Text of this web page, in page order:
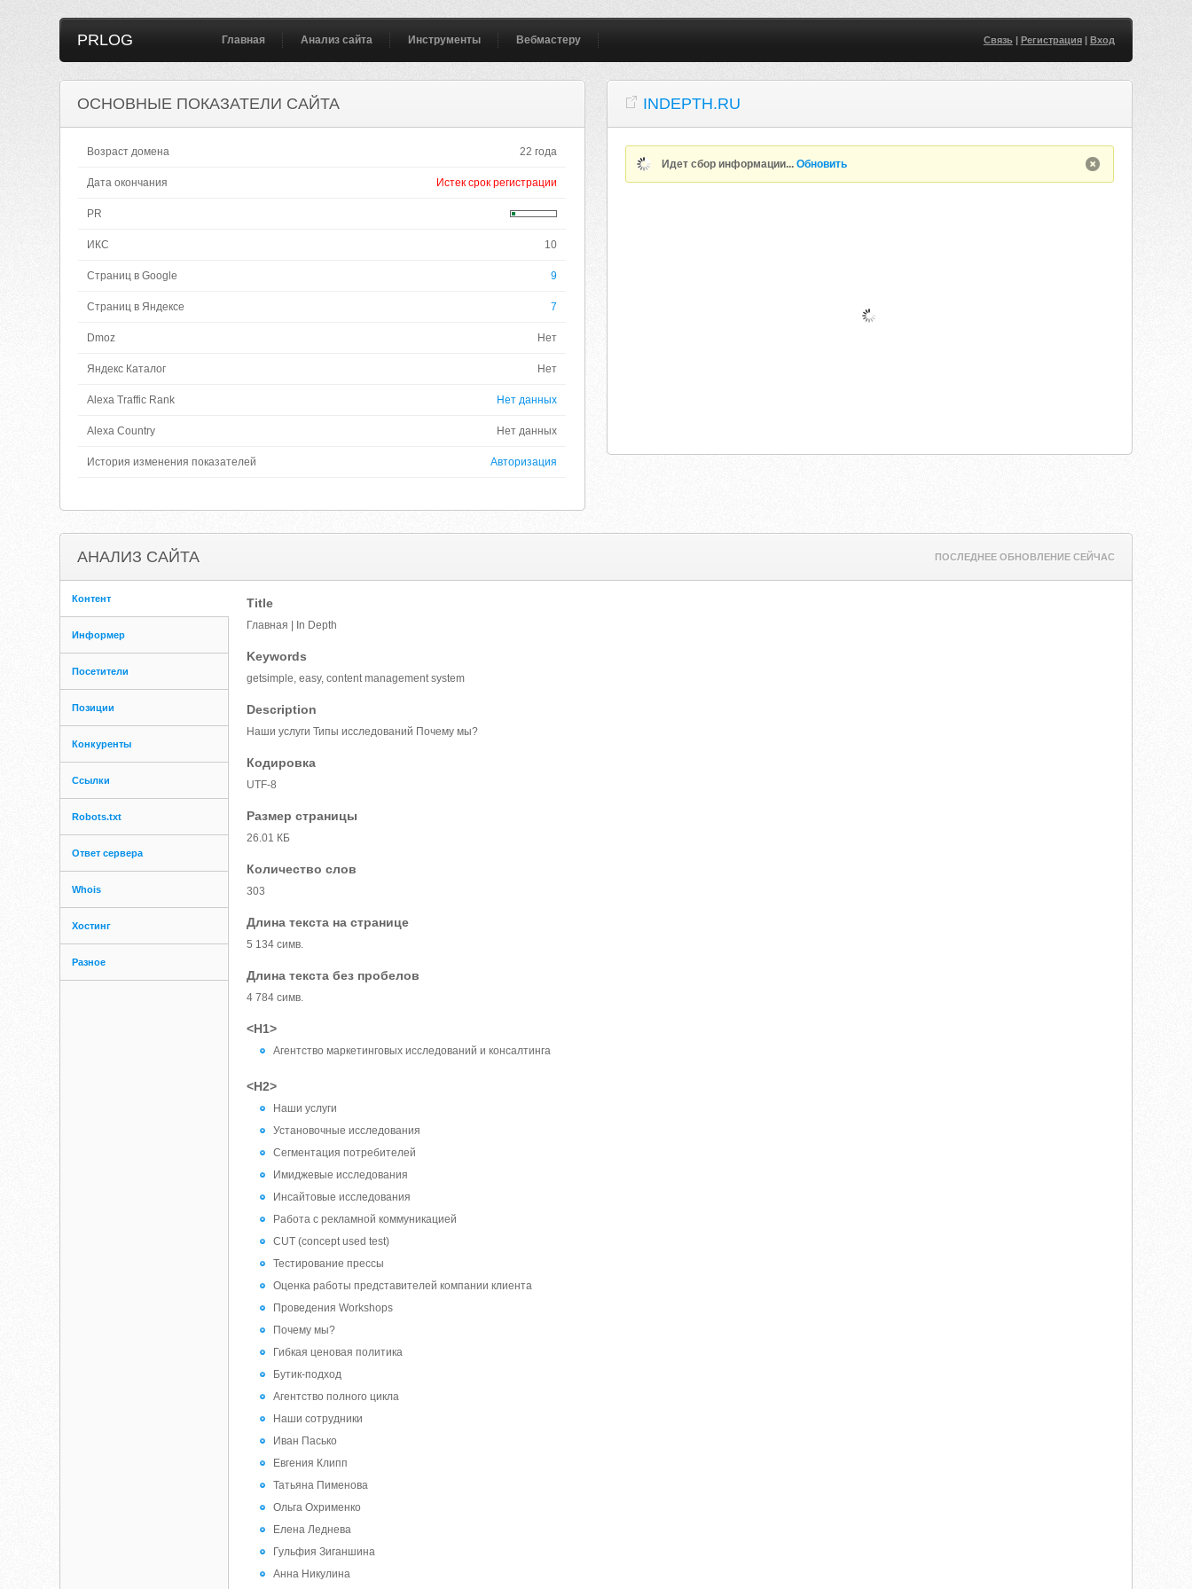
PRLOG Главная Анализ сайта Инструменты Вебмастеру Связь| Регистрация| Вход
ОСНОВНЫЕ ПОКАЗАТЕЛИ САЙТА
Возраст домена 22 года
Дата окончания Истек срок регистрации
PR
ИКС 10
Страниц в Google 9
Страниц в Яндексе 7
Dmoz Нет
Яндекс Каталог Нет
Alexa Traffic Rank Нет данных
Alexa Country Нет данных
История изменения показателей Авторизация
INDEPTH.RU
Идет сбор информации...Обновить
АНАЛИЗ САЙТА ПОСЛЕДНЕЕ ОБНОВЛЕНИЕ СЕЙЧАС
Контент
Информер
Посетители
Позиции
Конкуренты
Ссылки
Robots.txt
Ответ сервера
Whois
Хостинг
Разное
Title
Главная | In Depth
Keywords
getsimple, easy, content management system
Description
Наши услуги Типы исследований Почему мы?
Кодировка
UTF-8
Размер страницы
26.01 КБ
Количество слов
303
Длина текста на странице
5 134 симв.
Длина текста без пробелов
4 784 симв.
<H1>
Агентство маркетинговых исследований и консалтинга
<H2>
Наши услуги
Установочные исследования
Сегментация потребителей
Имиджевые исследования
Инсайтовые исследования
Работа с рекламной коммуникацией
CUT (concept used test)
Тестирование прессы
Оценка работы представителей компании клиента
Проведения Workshops
Почему мы?
Гибкая ценовая политика
Бутик-подход
Агентство полного цикла
Наши сотрудники
Иван Пасько
Евгения Клипп
Татьяна Пименова
Ольга Охрименко
Елена Леднева
Гульфия Зиганшина
Анна Никулина